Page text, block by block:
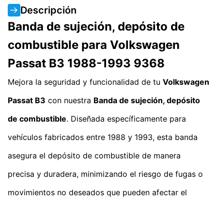
Descripción
Banda de sujeción, depósito de
combustible para Volkswagen
Passat B3 1988-1993 9368
Mejora la seguridad y funcionalidad de tu Volkswagen
Passat B3 con nuestra Banda de sujeción, depósito
de combustible. Diseñada específicamente para
vehículos fabricados entre 1988 y 1993, esta banda
asegura el depósito de combustible de manera
precisa y duradera, minimizando el riesgo de fugas o
movimientos no deseados que pueden afectar el